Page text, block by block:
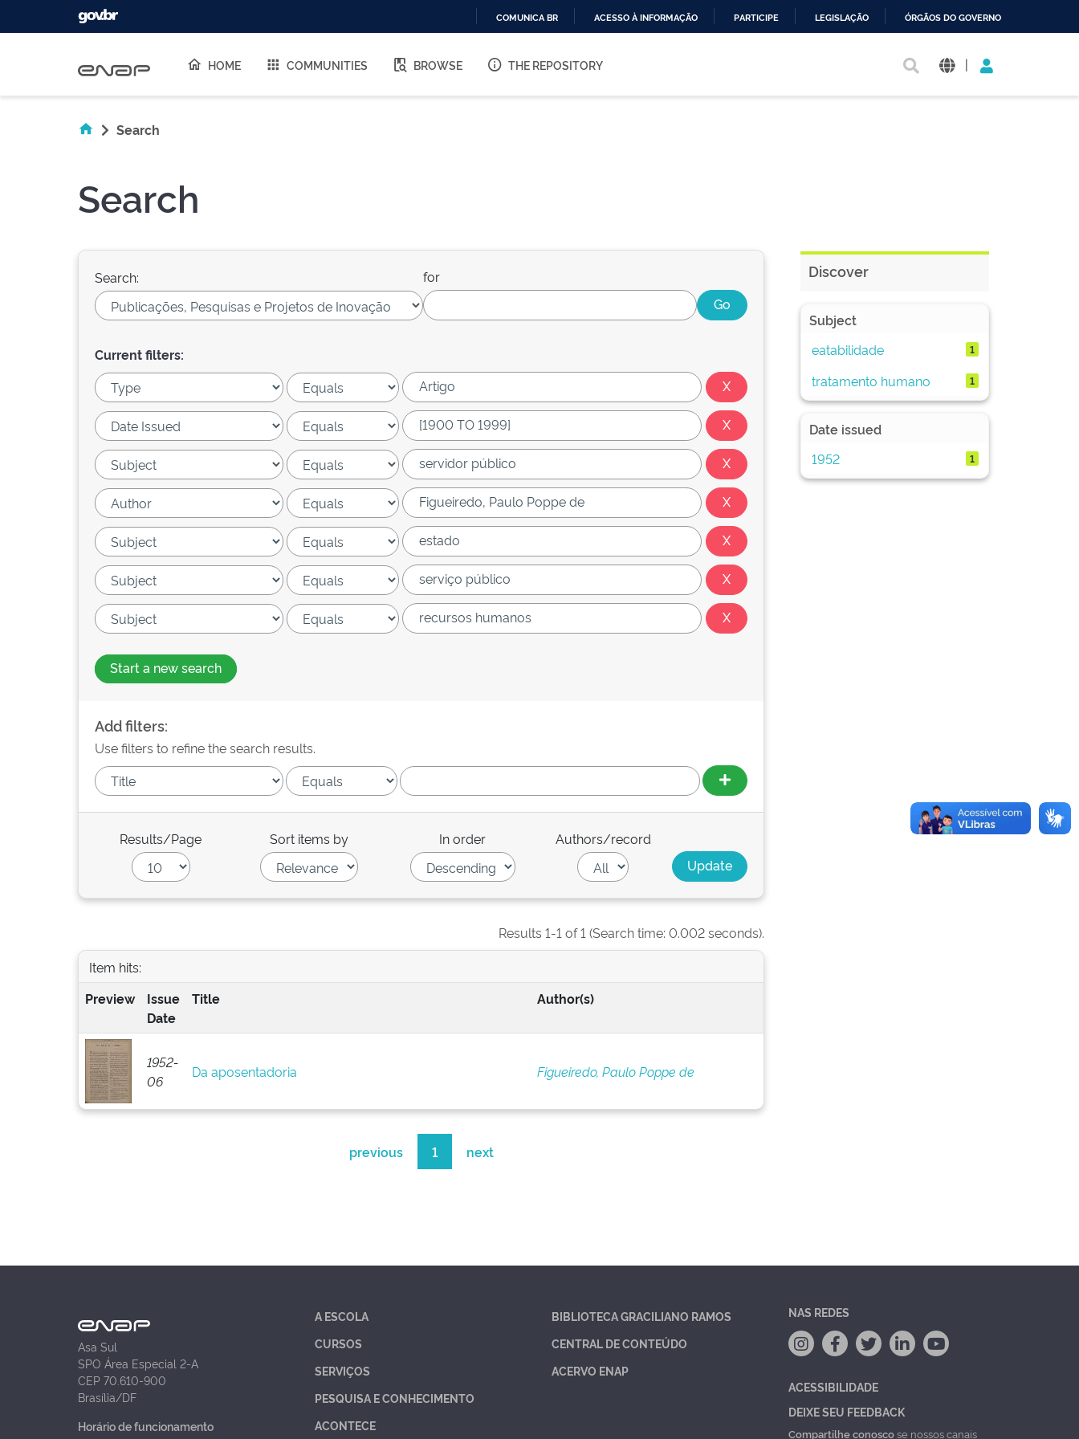
O
COMUNICA BR ACESSO À INFORMAÇÃO PARTICIPE LEGISLAÇÃO ÓRGÃOS DO GOVERNO
HOME COMMUNITIES BROWSE THE REPOSITORY |
Search
Search
Search: for
Current filters:
Start a new search
Add filters:
Use filters to refine the search results.
Results/Page Sort items by In order Authors/record
Results 1-1 of 1 (Search time: 0.002 seconds).
Item hits:
Preview
Issue
Date
Title Author(s)
1952-
06
Da aposentadoria Figueiredo, Paulo Poppe de
previous 1 next
Discover
Subject
eatabilidade
1
tratamento humano 1
Date issued
1952
1
Asa Sul
SPO Área Especial 2-A
CEP 70.610-900
Brasília/DF
Horário de funcionamento
A ESCOLA
CURSOS
SERVIÇOS
PESQUISA E CONHECIMENTO
ACONTECE
BIBLIOTECA GRACILIANO RAMOS
CENTRAL DE CONTEÚDO
ACERVO ENAP
NAS REDES
ACESSIBILIDADE
DEIXE SEU FEEDBACK
Compartilhe conoscose nossos canais